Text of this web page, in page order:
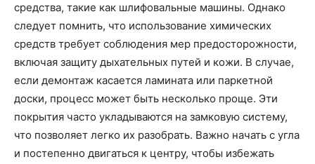
средства, такие как шлифовальные машины. Однако
следует помнить, что использование химических
средств требует соблюдения мер предосторожности,
включая защиту дыхательных путей и кожи. В случае,
если демонтаж касается ламината или паркетной
доски, процесс может быть несколько проще. Эти
покрытия часто укладываются на замковую систему,
что позволяет легко их разобрать. Важно начать с угла
и постепенно двигаться к центру, чтобы избежать